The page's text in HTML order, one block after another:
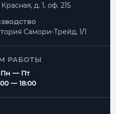
д. 1, оф. 215
Самори-Трейд, 1/1
РАБОТЫ
Пн — Пт
— 18:00